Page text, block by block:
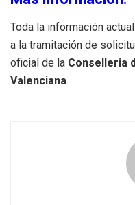
Toda la información
a la tramitación de
oficial de la Conselleria
Valenciana.